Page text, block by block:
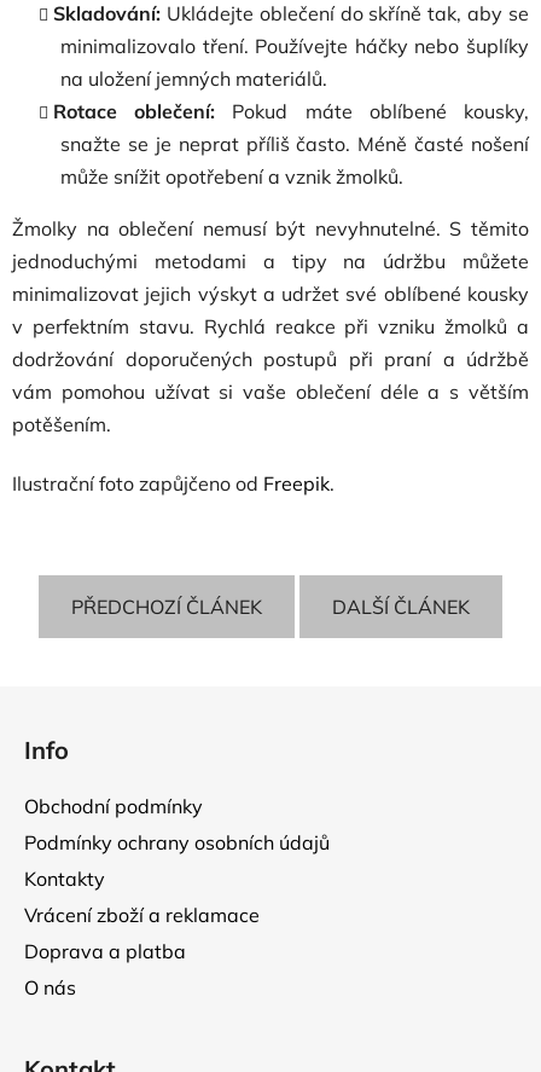
Skladování: Ukládejte oblečení do skříně tak, aby se
minimalizovalo tření. Používejte háčky nebo šuplíky
na uložení jemných materiálů.
Rotace oblečení: Pokud máte oblíbené kousky,
snažte se je neprat příliš často. Méně časté nošení
může snížit opotřebení a vznik žmolků.
Žmolky na oblečení nemusí být nevyhnutelné. S těmito
jednoduchými metodami a tipy na údržbu můžete
minimalizovat jejich výskyt a udržet své oblíbené kousky
v perfektním stavu. Rychlá reakce při vzniku žmolků a
dodržování doporučených postupů při praní a údržbě
vám pomohou užívat si vaše oblečení déle a s větším
potěšením.
Ilustrační foto zapůjčeno od Freepik.
PŘEDCHOZÍ ČLÁNEK DALŠÍ ČLÁNEK
Info
Obchodní podmínky
Podmínky ochrany osobních údajů
Kontakty
Vrácení zboží a reklamace
Doprava a platba
O nás